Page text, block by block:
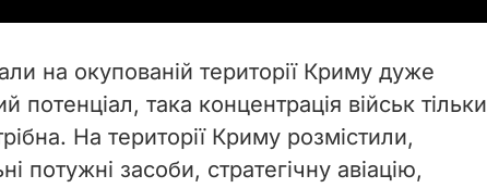
i
d
на окупованій території Криму дуже
потенціал, така концентрація військ тільки
На території Криму розмістили,
потужні засоби, стратегічну авіацію,